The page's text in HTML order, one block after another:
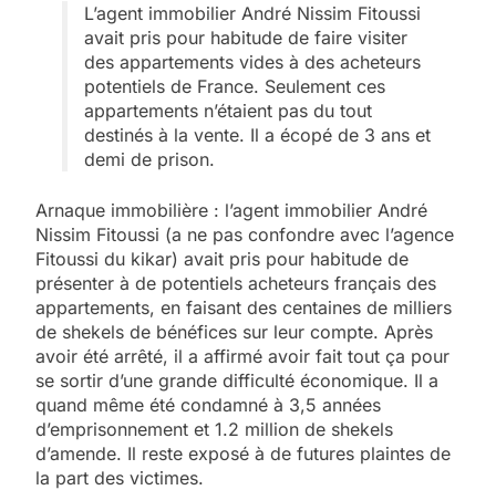
L’agent immobilier André Nissim Fitoussi
avait pris pour habitude de faire visiter
des appartements vides à des acheteurs
potentiels de France. Seulement ces
appartements n’étaient pas du tout
destinés à la vente. Il a écopé de 3 ans et
demi de prison.
Arnaque immobilière : l’agent immobilier André
Nissim Fitoussi (a ne pas confondre avec l’agence
Fitoussi du kikar) avait pris pour habitude de
présenter à de potentiels acheteurs français des
appartements, en faisant des centaines de milliers
de shekels de bénéfices sur leur compte. Après
avoir été arrêté, il a affirmé avoir fait tout ça pour
se sortir d’une grande difficulté économique. Il a
quand même été condamné à 3,5 années
d’emprisonnement et 1.2 million de shekels
d’amende. Il reste exposé à de futures plaintes de
la part des victimes.